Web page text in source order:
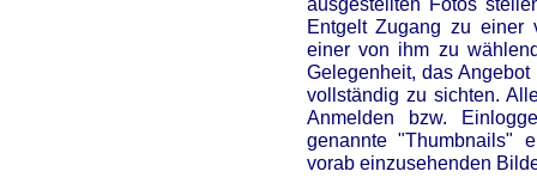
Entgelt Zugang zu einer
einer von ihm zu
Gelegenheit, das
vollständig zu sichten.
Anmelden bzw.
genannte "Thumbnails"
vorab einzusehenden